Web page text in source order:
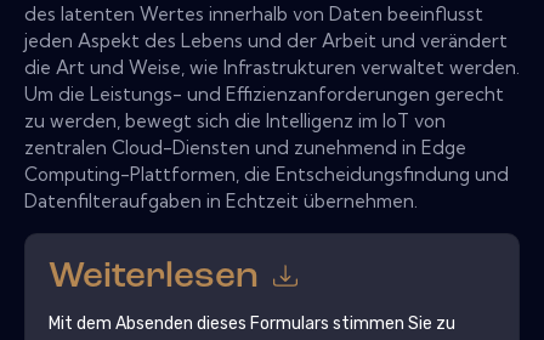
des latenten Wertes innerhalb von Daten beeinflusst
jeden Aspekt des Lebens und der Arbeit und verändert
die Art und Weise, wie Infrastrukturen verwaltet werden.
Um die Leistungs- und Effizienzanforderungen gerecht
zu werden, bewegt sich die Intelligenz im IoT von
zentralen Cloud-Diensten und zunehmend in Edge
Computing-Plattformen, die Entscheidungsfindung und
Datenfilteraufgaben in Echtzeit übernehmen.
Weiterlesen
Mit dem Absenden dieses Formulars stimmen Sie zu